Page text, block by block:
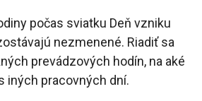
počas sviatku Deň vzniku
nezmenené. Riadiť sa
prevádzových hodín, na aké
iných pracovných dní.